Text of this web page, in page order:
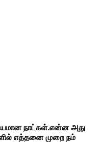
நாட்கள்.என்ன அது
எத்தனை முறை நம்